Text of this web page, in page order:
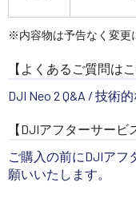
※内容物は予告なく変更
【よくあるご質問はこ
DJI Neo 2 Q&A / 技術
【DJIアフターサービ
ご購入の前にDJIアフ
願いいたします。